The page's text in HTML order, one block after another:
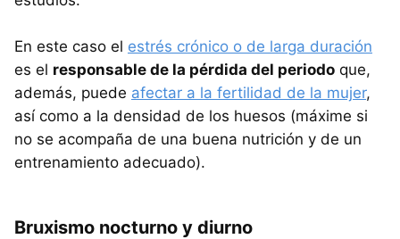
En este caso el estrés crónico o de larga duración
es el responsable de la pérdida del periodo que,
además, puede afectar a la fertilidad de la mujer,
así como a la densidad de los huesos (máxime si
no se acompaña de una buena nutrición y de un
entrenamiento adecuado).
Bruxismo nocturno y diurno